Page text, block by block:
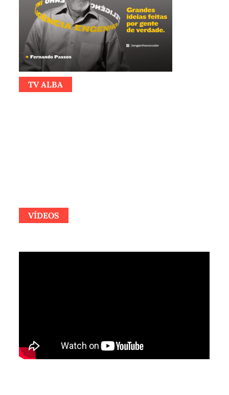
TV ALBA
VÍDEOS